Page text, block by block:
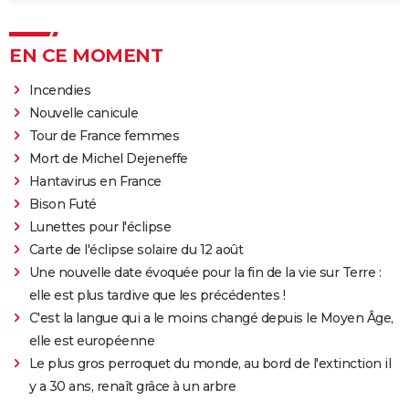
EN CE MOMENT
Incendies
Nouvelle canicule
Tour de France femmes
Mort de Michel Dejeneffe
Hantavirus en France
Bison Futé
Lunettes pour l'éclipse
Carte de l'éclipse solaire du 12 août
Une nouvelle date évoquée pour la fin de la vie sur Terre :
elle est plus tardive que les précédentes !
C'est la langue qui a le moins changé depuis le Moyen Âge,
elle est européenne
Le plus gros perroquet du monde, au bord de l'extinction il
y a 30 ans, renaît grâce à un arbre